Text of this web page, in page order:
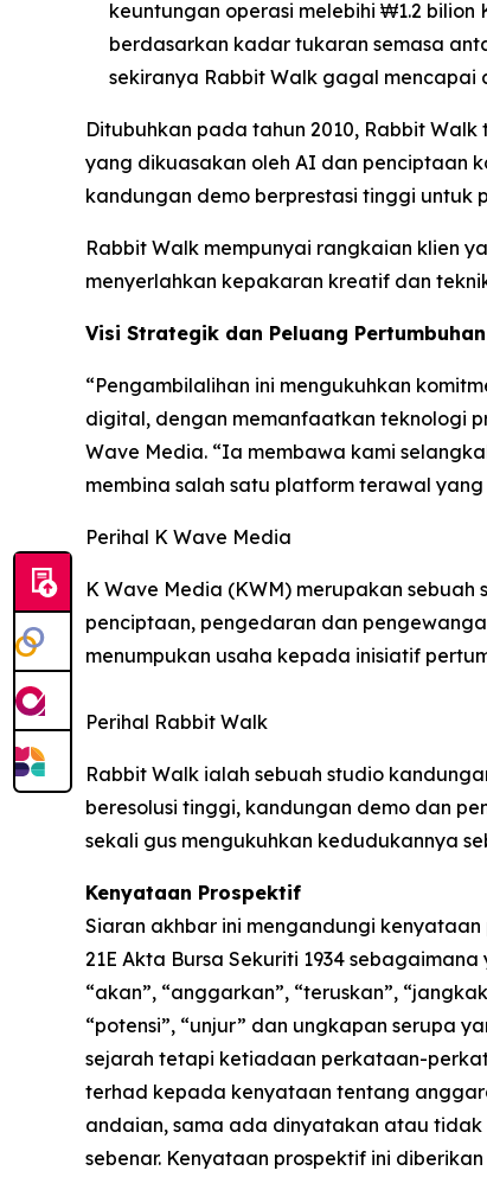
keuntungan operasi melebihi ₩1.2
berdasarkan kadar tukaran semasa
sekiranya Rabbit Walk gagal
Ditubuhkan pada tahun 2010, Rabbit
yang dikuasakan oleh AI dan penciptaan
kandungan demo berprestasi tinggi untuk
Rabbit Walk mempunyai rangkaian klien
menyerlahkan kepakaran kreatif dan
Visi Strategik dan Peluang Pertumbuhan
“Pengambilalihan ini mengukuhkan
digital, dengan memanfaatkan teknologi
Wave Media. “Ia membawa kami
membina salah satu platform terawal
Perihal K Wave Media
K Wave Media (KWM) merupakan
penciptaan, pengedaran dan
menumpukan usaha kepada inisiatif
Perihal Rabbit Walk
Rabbit Walk ialah sebuah studio
beresolusi tinggi, kandungan demo dan
sekali gus mengukuhkan kedudukannya
Kenyataan Prospektif
Siaran akhbar ini mengandungi
21E Akta Bursa Sekuriti 1934
“akan”, “anggarkan”, “teruskan”,
“potensi”, “unjur” dan ungkapan serupa
sejarah tetapi ketiadaan perkataan-
terhad kepada kenyataan tentang
andaian, sama ada dinyatakan atau tidak
sebenar. Kenyataan prospektif ini